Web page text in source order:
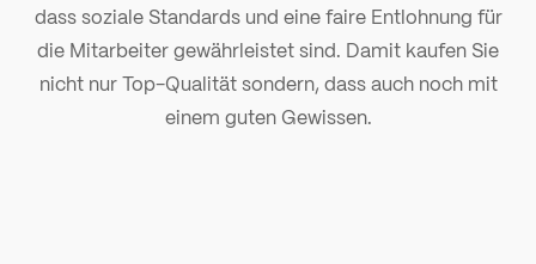
dass soziale Standards und eine faire Entlohnung für
die Mitarbeiter gewährleistet sind. Damit kaufen Sie
nicht nur Top-Qualität sondern, dass auch noch mit
einem guten Gewissen.